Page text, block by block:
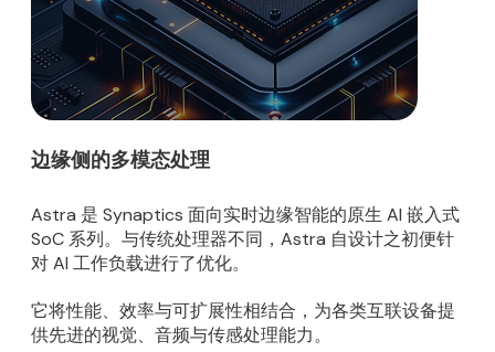
边缘侧的多模态处理
Astra 是 Synaptics 面向实时边缘智能的原生 AI 嵌入式
SoC 系列。与传统处理器不同，Astra 自设计之初便针
对 AI 工作负载进行了优化。
它将性能、效率与可扩展性相结合，为各类互联设备提
供先进的视觉、音频与传感处理能力。